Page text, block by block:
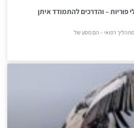
פוריות – והדרכים להתמודד איתן
מתהליך רפואי – הם מסע של